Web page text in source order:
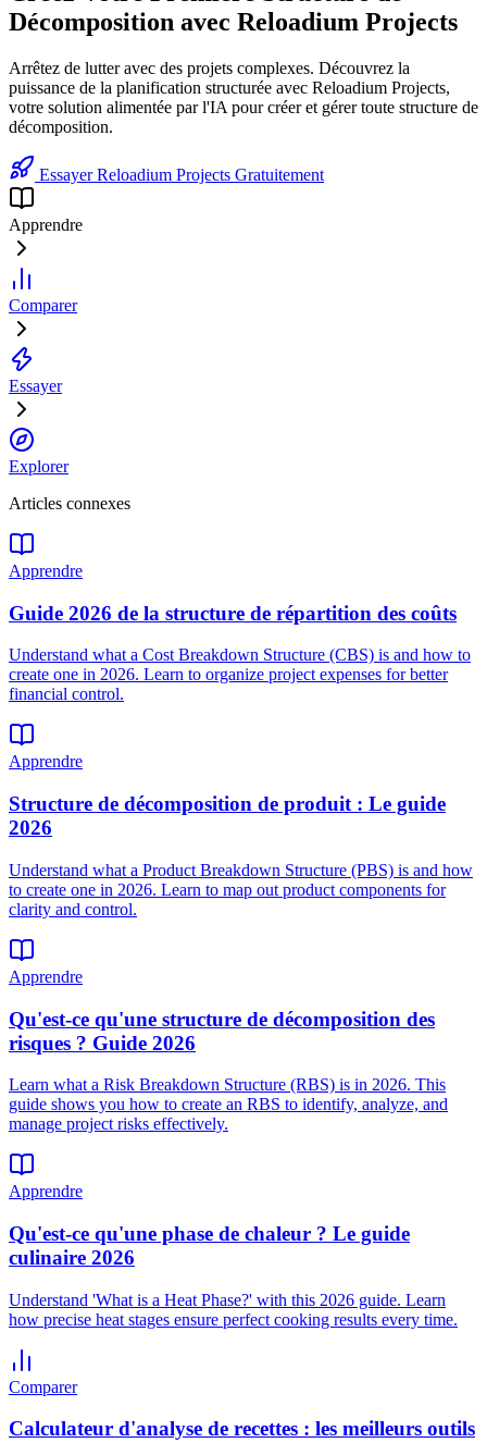
Décomposition avec Reloadium Projects
Arrêtez de lutter avec des projets complexes. Découvrez la
puissance de la planification structurée avec Reloadium Projects,
votre solution alimentée par l'IA pour créer et gérer toute structure de
décomposition.
Essayer Reloadium Projects Gratuitement
Apprendre
Comparer
Essayer
Explorer
Articles connexes
Apprendre
Guide 2026 de la structure de répartition des coûts
Understand what a Cost Breakdown Structure (CBS) is and how to
create one in 2026. Learn to organize project expenses for better
financial control.
Apprendre
Structure de décomposition de produit : Le guide
2026
Understand what a Product Breakdown Structure (PBS) is and how
to create one in 2026. Learn to map out product components for
clarity and control.
Apprendre
Qu'est-ce qu'une structure de décomposition des
risques ? Guide 2026
Learn what a Risk Breakdown Structure (RBS) is in 2026. This
guide shows you how to create an RBS to identify, analyze, and
manage project risks effectively.
Apprendre
Qu'est-ce qu'une phase de chaleur ? Le guide
culinaire 2026
Understand 'What is a Heat Phase?' with this 2026 guide. Learn
how precise heat stages ensure perfect cooking results every time.
Comparer
Calculateur d'analyse de recettes : les meilleurs outils